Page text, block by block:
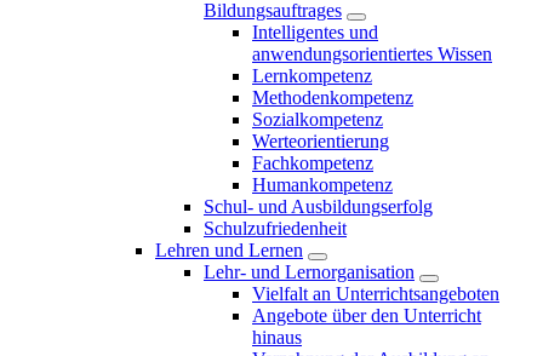
Bildungsauftrages
Intelligentes und
anwendungsorientiertes Wissen
Lernkompetenz
Methodenkompetenz
Sozialkompetenz
Werteorientierung
Fachkompetenz
Humankompetenz
Schul- und Ausbildungserfolg
Schulzufriedenheit
Lehren und Lernen
Lehr- und Lernorganisation
Vielfalt an Unterrichtsangeboten
Angebote über den Unterricht
hinaus